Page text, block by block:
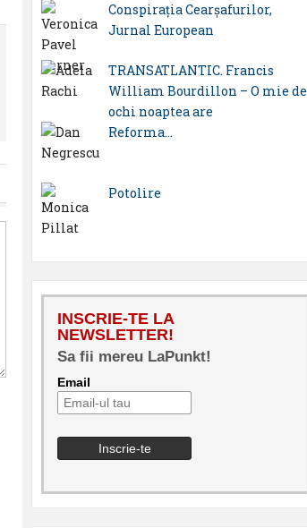
Conspirația Cearșafurilor,
Jurnal European
TRANSATLANTIC. Francis
William Bourdillon – O mie de
ochi noaptea are
Reforma…
Potolire
INSCRIE-TE LA
NEWSLETTER!
Sa fii mereu LaPunkt!
Email